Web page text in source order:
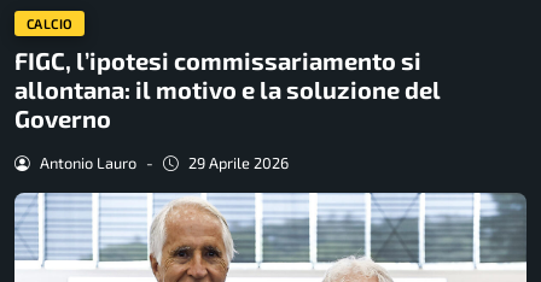
CALCIO
FIGC, l’ipotesi commissariamento si
allontana: il motivo e la soluzione del
Governo
Antonio Lauro - 29 Aprile 2026